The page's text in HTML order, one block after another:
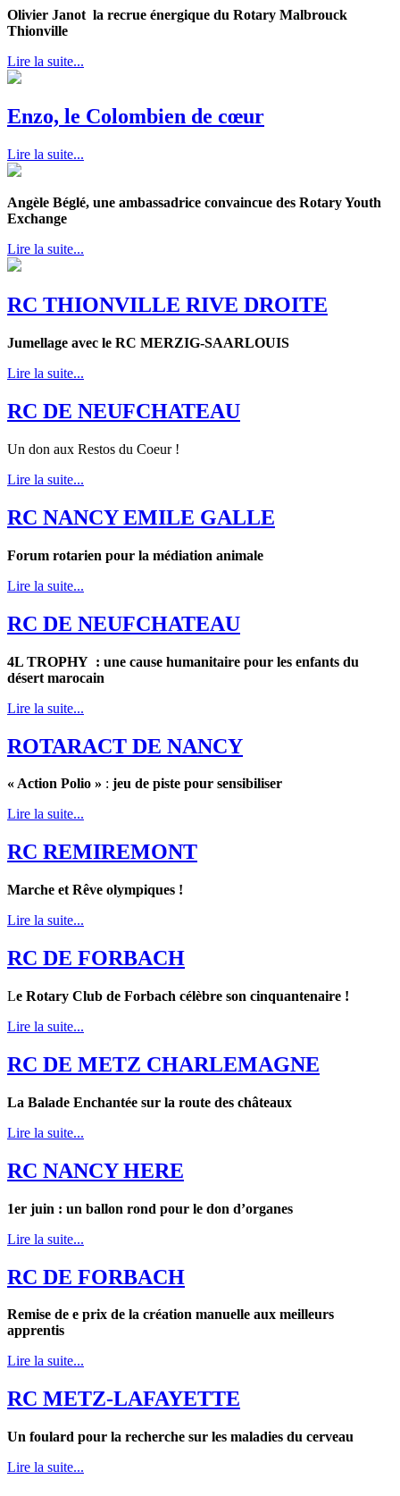
Olivier Janot la recrue énergique du Rotary Malbrouck
Thionville
Lire la suite...
Enzo, le Colombien de cœur
Lire la suite...
Angèle Béglé, une ambassadrice convaincue des Rotary Youth
Exchange
Lire la suite...
RC THIONVILLE RIVE DROITE
Jumellage avec le RC MERZIG-SAARLOUIS
Lire la suite...
RC DE NEUFCHATEAU
Un don aux Restos du Coeur !
Lire la suite...
RC NANCY EMILE GALLE
Forum rotarien pour la médiation animale
Lire la suite...
RC DE NEUFCHATEAU
4L TROPHY : une cause humanitaire pour les enfants du
désert marocain
Lire la suite...
ROTARACT DE NANCY
« Action Polio » : jeu de piste pour sensibiliser
Lire la suite...
RC REMIREMONT
Marche et Rêve olympiques !
Lire la suite...
RC DE FORBACH
Le Rotary Club de Forbach célèbre son cinquantenaire !
Lire la suite...
RC DE METZ CHARLEMAGNE
La Balade Enchantée sur la route des châteaux
Lire la suite...
RC NANCY HERE
1er juin : un ballon rond pour le don d’organes
Lire la suite...
RC DE FORBACH
Remise de e prix de la création manuelle aux meilleurs
apprentis
Lire la suite...
RC METZ-LAFAYETTE
Un foulard pour la recherche sur les maladies du cerveau
Lire la suite...